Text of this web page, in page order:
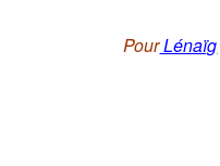
PourLénaïg